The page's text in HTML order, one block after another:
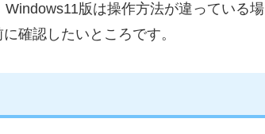
版は操作方法が違っている場
確認したいところです。